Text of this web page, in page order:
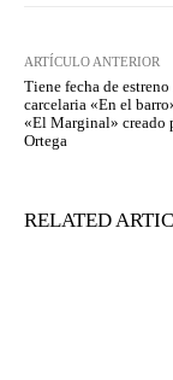
ARTÍCULO ANTERIOR
Tiene fecha de estreno
carcelaria «En el
«El Marginal» creado
Ortega
RELATED